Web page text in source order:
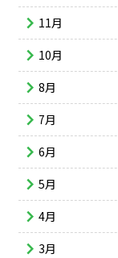
11月
10月
8月
7月
6月
5月
4月
3月